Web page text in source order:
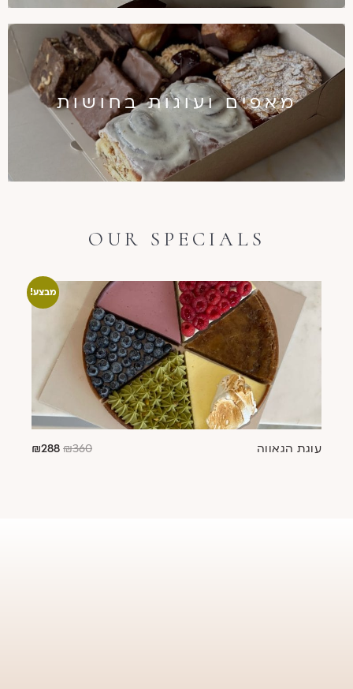
מאפים ועוגות בחושות
OUR SPECIALS
מבצע!
עוגת הגאווה ₪360
₪288